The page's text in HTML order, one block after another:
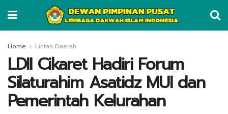
Home Lintas Daerah
LDII Cikaret Hadiri Forum
Silaturahim Asatidz MUI dan
Pemerintah Kelurahan